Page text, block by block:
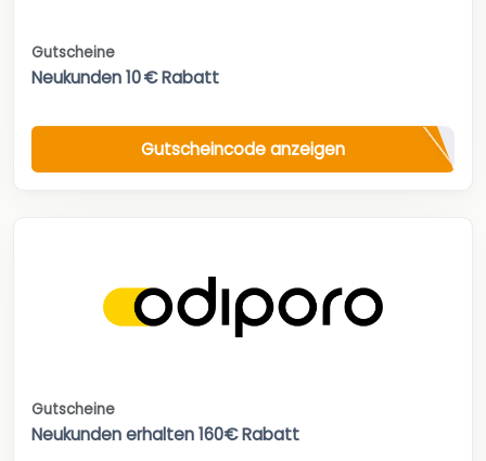
Gutscheine
Neukunden 10 € Rabatt
Gutscheincode anzeigen
Gutscheine
Neukunden erhalten 160€ Rabatt